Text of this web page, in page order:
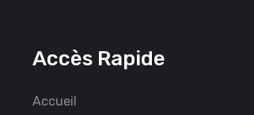
Accès Rapide
Accueil